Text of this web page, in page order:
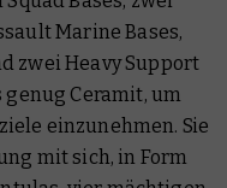
Marine Bases,
zwei Heavy Support
genug Ceramit, um
einzunehmen. Sie
mit sich, in Form